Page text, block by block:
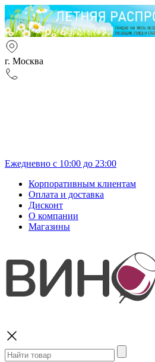
г. Москва
Ежедневно с 10:00 до 23:00
Корпоративным клиентам
Оплата и доставка
Дисконт
О компании
Магазины